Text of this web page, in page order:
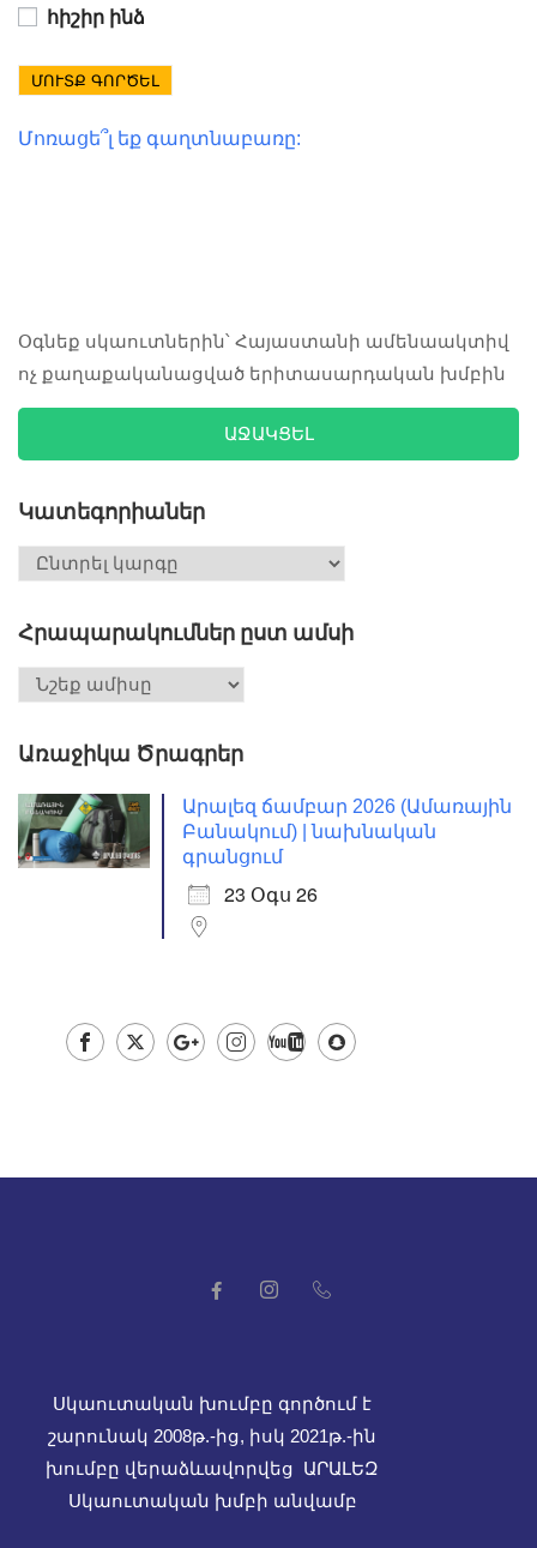
հիշիր ինձ
ՄՈՒՏՔ ԳՈՐԾԵԼ
Մոռացե՞լ եք գաղտնաբառը:
Օգնեք սկաուտներին՝ Հայաստանի ամենաակտիվ
ոչ քաղաքականացված երիտասարդական խմբին
ԱՋԱԿՑԵԼ
Կատեգորիաներ
Հրապարակումներ ըստ ամսի
Առաջիկա Ծրագրեր
Արալեզ ճամբար 2026 (Ամառային
Բանակում) | նախնական
գրանցում
23 Օգս 26
Սկաուտական խումբը գործում է
շարունակ 2008թ.-ից, իսկ 2021թ.-ին
խումբը վերաձևավորվեց ԱՐԱԼԵԶ
Սկաուտական խմբի անվամբ